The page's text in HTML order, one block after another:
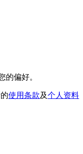
的偏好。
使用条款及个人资料